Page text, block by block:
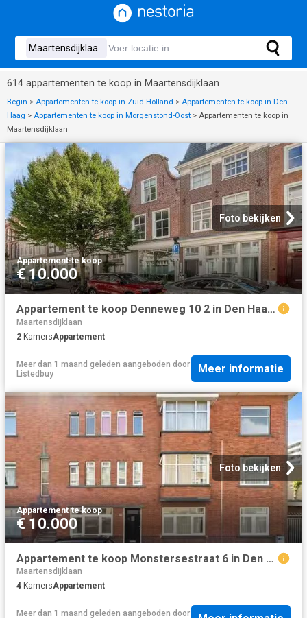
614 appartementen te koop in Maartensdijklaan
Begin > Appartementen te koop in Zuid-Holland > Appartementen te koop in Den
Haag > Appartementen te koop in Morgenstond-Oost > Appartementen te koop in
Maartensdijklaan
Foto bekijken
Appartement·te koop
€ 10.000
Appartement te koop Denneweg 10 2 in Den Haag voor € 450.000
Maartensdijklaan
2 KamersAppartement
Meer dan 1 maand geleden aangeboden door
Listedbuy
Meer informatie
Foto bekijken
Appartement·te koop
€ 10.000
Appartement te koop Monstersestraat 6 in Den Haag voor € 325.000
Maartensdijklaan
4 KamersAppartement
Meer dan 1 maand geleden aangeboden door